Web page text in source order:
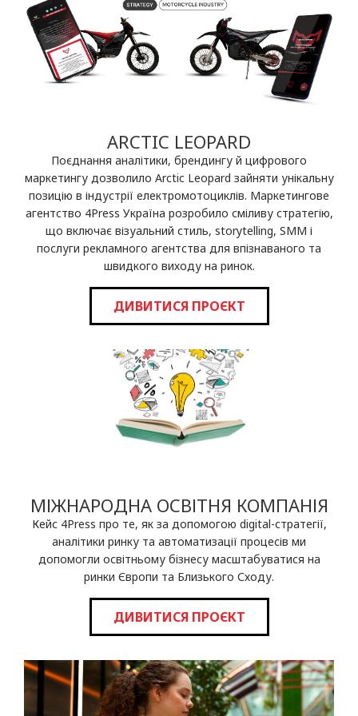
ARCTIC LEOPARD
Поєднання аналітики, брендингу й цифрового
маркетингу дозволило Arctic Leopard зайняти унікальну
позицію в індустрії електромотоциклів. Маркетингове
агентство 4Press Україна розробило сміливу стратегію,
що включає візуальний стиль, storytelling, SMM і
послуги рекламного агентства для впізнаваного та
швидкого виходу на ринок.
ДИВИТИСЯ ПРОЄКТ
МІЖНАРОДНА ОСВІТНЯ КОМПАНІЯ
Кейс 4Press про те, як за допомогою digital-стратегії,
аналітики ринку та автоматизації процесів ми
допомогли освітньому бізнесу масштабуватися на
ринки Європи та Близького Сходу.
ДИВИТИСЯ ПРОЄКТ